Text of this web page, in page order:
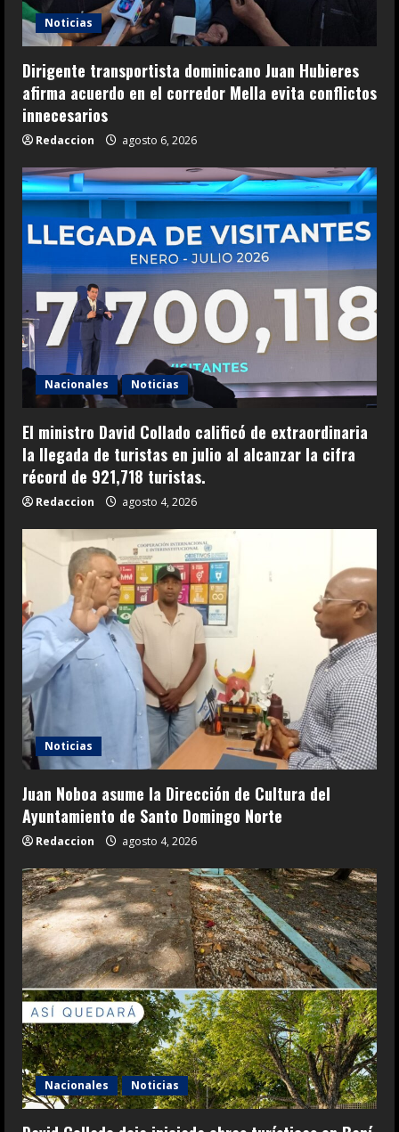
Noticias
Dirigente transportista dominicano Juan Hubieres
afirma acuerdo en el corredor Mella evita conflictos
innecesarios
Redaccion agosto 6, 2026
Nacionales Noticias
El ministro David Collado calificó de extraordinaria
la llegada de turistas en julio al alcanzar la cifra
récord de 921,718 turistas.
Redaccion agosto 4, 2026
Noticias
Juan Noboa asume la Dirección de Cultura del
Ayuntamiento de Santo Domingo Norte
Redaccion agosto 4, 2026
Nacionales Noticias